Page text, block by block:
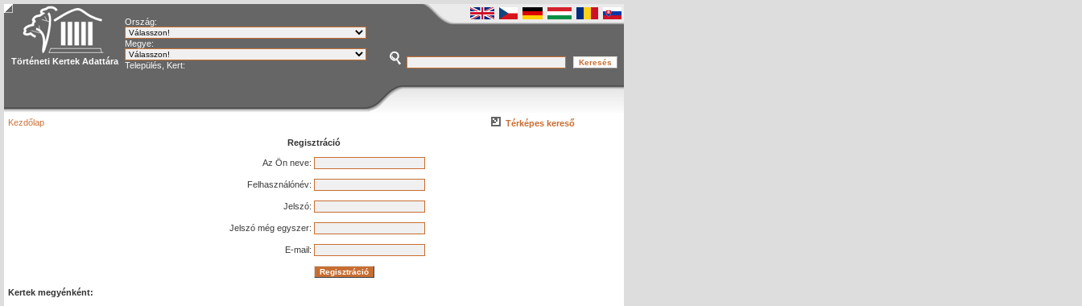
Történeti Kertek Adattára
Ország:
Megye:
Település, Kert:
Kezdőlap
Térképes kereső
Regisztráció
Az Ön neve:
Felhasználónév:
Jelszó:
Jelszó még egyszer:
E-mail:
Kertek megyénként: